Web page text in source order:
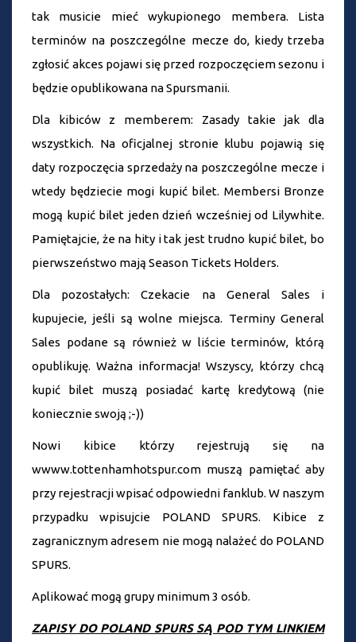
tak musicie mieć wykupionego membera. Lista
terminów na poszczególne mecze do, kiedy trzeba
zgłosić akces pojawi się przed rozpoczęciem sezonu i
będzie opublikowana na Spursmanii.
Dla kibiców z memberem: Zasady takie jak dla
wszystkich. Na oficjalnej stronie klubu pojawią się
daty rozpoczęcia sprzedaży na poszczególne mecze i
wtedy będziecie mogi kupić bilet. Membersi Bronze
mogą kupić bilet jeden dzień wcześniej od Lilywhite.
Pamiętajcie, że na hity i tak jest trudno kupić bilet, bo
pierwszeństwo mają Season Tickets Holders.
Dla pozostałych: Czekacie na General Sales i
kupujecie, jeśli są wolne miejsca. Terminy General
Sales podane są również w liście terminów, którą
opublikuję. Ważna informacja! Wszyscy, którzy chcą
kupić bilet muszą posiadać kartę kredytową (nie
koniecznie swoją ;-))
Nowi kibice którzy rejestrują się na
wwww.tottenhamhotspur.com muszą pamiętać aby
przy rejestracji wpisać odpowiedni fanklub. W naszym
przypadku wpisujcie POLAND SPURS. Kibice z
zagranicznym adresem nie mogą nalażeć do POLAND
SPURS.
Aplikować mogą grupy minimum 3 osób.
ZAPISY DO POLAND SPURS SĄ POD TYM LINKIEM